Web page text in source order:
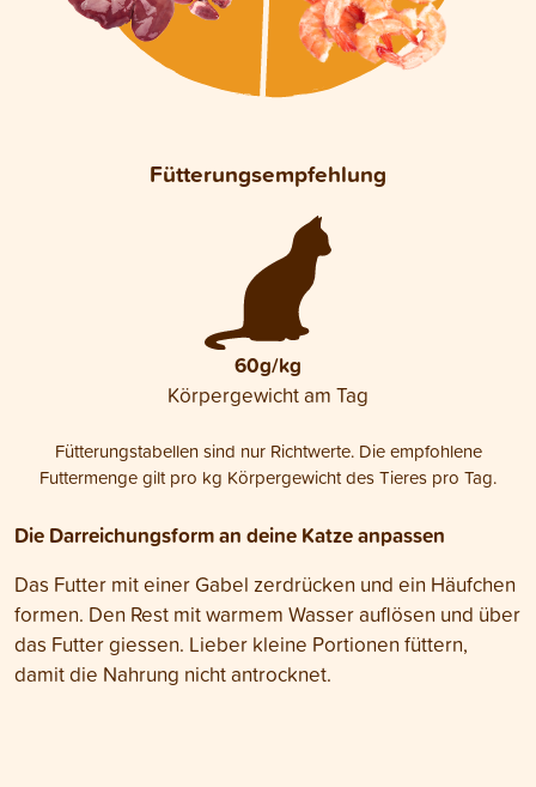
Fütterungsempfehlung
60g/kg
Körpergewicht am Tag
Fütterungstabellen sind nur Richtwerte. Die empfohlene
Futtermenge gilt pro kg Körpergewicht des Tieres pro Tag.
Die Darreichungsform an deine Katze anpassen
Das Futter mit einer Gabel zerdrücken und ein Häufchen
formen. Den Rest mit warmem Wasser auflösen und über
das Futter giessen. Lieber kleine Portionen füttern,
damit die Nahrung nicht antrocknet.